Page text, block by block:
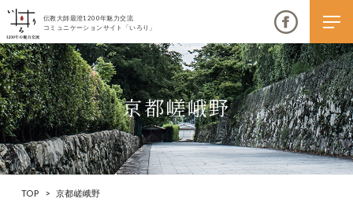
伝教大師最澄1200年魅力交流
コミュニケーションサイト「いろり」
伝教大師最澄1200年魅力交流
いろりとは
京都嵯峨野
TOP > 京都嵯峨野